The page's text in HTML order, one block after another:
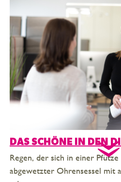
DAS SCHÖNE IN DEN
Regen, der sich in einer
abgewetzter Ohrensessel mit